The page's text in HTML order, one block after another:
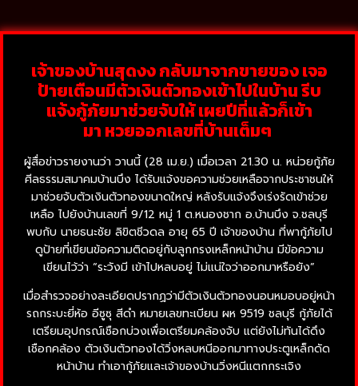
เจ้าของบ้านสุดงง กลับมาจากขายของ เจอ
ป้ายเตือนมีตัวเงินตัวทองเข้าไปในบ้าน รีบ
แจ้งกู้ภัยมาช่วยจับให้ เผยปีที่แล้วก็เข้า
มา หวยออกเลขที่บ้านเต็มๆ
ผู้สื่อข่าวรายงานว่า วานนี้ (28 เม.ย.) เมื่อเวลา 21.30 น. หน่วยกู้ภัย
ศีลธรรมสมาคมบ้านบึง ได้รับแจ้งขอความช่วยเหลือจากประชาชนให้
มาช่วยจับตัวเงินตัวทองขนาดใหญ่ หลังรับแจ้งจึงเร่งรัดเข้าช่วย
เหลือ ไปยังบ้านเลขที่ 9/12 หมู่ 1 ต.หนองชาก อ.บ้านบึง จ.ชลบุรี
พบกับ นายธนะชัย ลิขิตชีวดล อายุ 65 ปี เจ้าของบ้าน ที่พากู้ภัยไป
ดูป้ายที่เขียนข้อความติดอยู่กับลูกกรงเหล็กหน้าบ้าน มีข้อความ
เขียนไว้ว่า “ระวังมี เข้าไปหลบอยู่ ไม่แน่ใจว่าออกมาหรือยัง”
เมื่อสำรวจอย่างละเอียดปรากฏว่ามีตัวเงินตัวทองนอนหมอบอยู่หน้า
รถกระบะยี่ห้อ อีซูซุ สีดำ หมายเลขทะเบียน ผห 9519 ชลบุรี กู้ภัยได้
เตรียมอุปกรณ์เชือกบ่วงเพื่อเตรียมคล้องจับ แต่ยังไม่ทันได้ดึง
เชือกคล้อง ตัวเงินตัวทองได้วิ่งหลบหนีออกมาทางประตูเหล็กดัด
หน้าบ้าน ทำเอากู้ภัยและเจ้าของบ้านวิ่งหนีแตกกระเจิง